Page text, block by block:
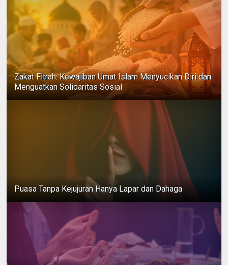
Zakat Fitrah: Kewajiban Umat Islam Menyucikan Diri dan
Menguatkan Solidaritas Sosial
Puasa Tanpa Kejujuran Hanya Lapar dan Dahaga